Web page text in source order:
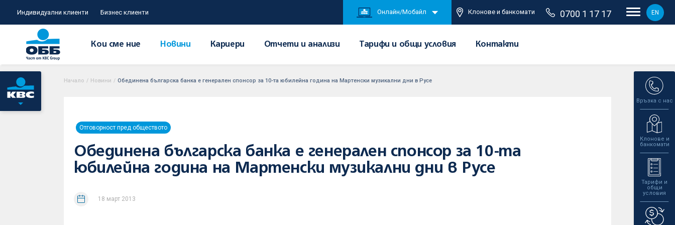
Индивидуални клиенти Бизнес клиенти Онлайн/Мобайл Клонове и банкомати 0700 1 17 17 EN
Кои сме ние Новини Кариери Отчети и анализи Тарифи и общи условия Контакти
Връзка с нас
Клонове и
банкомати
Тарифи и
общи
условия
Начало / Новини / Обединена българска банка е генерален спонсор за 10-та юбилейна година на Мартенски музикални дни в Русе
Отговорност пред обществото
Обединена българска банка е генерален спонсор за 10-та
юбилейна година на Мартенски музикални дни в Русе
18 март 2013